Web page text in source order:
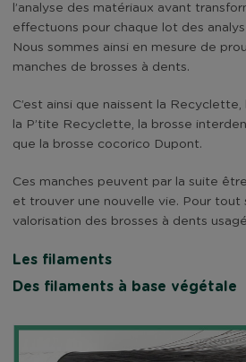
l’analyse des matériaux avant
effectuons pour chaque lot des
Nous sommes ainsi en mesure de
manches de brosses à dents.
C’est ainsi que naissent la
la P’tite Recyclette, la brosse
que la brosse cocorico Dupont.
Ces manches peuvent par la suite
et trouver une nouvelle vie. Pour tout
valorisation des brosses à dents
Les filaments
Des filaments à base végétale